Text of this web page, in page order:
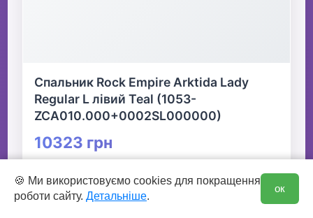
Спальник Rock Empire Arktida Lady
Regular L лівий Teal (1053-
ZCA010.000+0002SL000000)
10323 грн
👆 Натисніть для детальної інформації
🍪 Ми використовуємо cookies для покращення
роботи сайту. Детальніше.
ок
0